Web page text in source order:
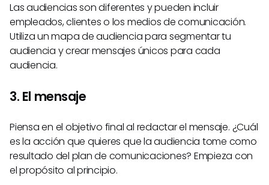
Las audiencias son diferentes y pueden incluir
empleados, clientes o los medios de comunicación.
Utiliza un mapa de audiencia para segmentar tu
audiencia y crear mensajes únicos para cada
audiencia.
3. El mensaje
Piensa en el objetivo final al redactar el mensaje. ¿Cuál
es la acción que quieres que la audiencia tome como
resultado del plan de comunicaciones? Empieza con
el propósito al principio.